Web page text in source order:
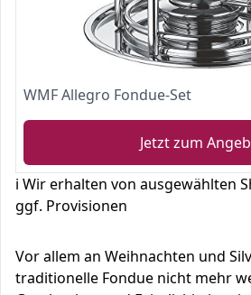
WMF Allegro Fondue-Set
Jetzt zum
ℹ️ Wir erhalten von ausgewählten
ggf. Provisionen
Vor allem an Weihnachten und
traditionelle Fondue nicht mehr